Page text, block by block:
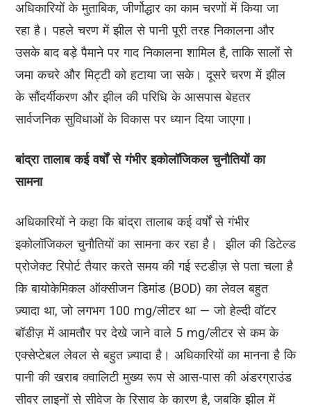
अधिकारियों के मुताबिक, जीर्णोद्धार का काम चरणों में किया जा
रहा है। पहले चरण में झील से पानी पूरी तरह निकालना और
उसके बाद बड़े पैमाने पर गाद निकालना शामिल है, ताकि सालों से
जमा कचरे और मिट्टी को हटाया जा सके। दूसरे चरण में झील
के सौंदर्यीकरण और झील की परिधि के आसपास बेहतर
सार्वजनिक सुविधाओं के विकास पर ध्यान दिया जाएगा।
बांद्रा तालाब कई वर्षों से गंभीर इकोलॉजिकल चुनौतियों का
सामना
अधिकारियों ने कहा कि बांद्रा तालाब कई वर्षों से गंभीर
इकोलॉजिकल चुनौतियों का सामना कर रहा है। झील की डिटेल्ड
प्रोजेक्ट रिपोर्ट तैयार करते समय की गई स्टडीज़ से पता चला है
कि बायोकेमिकल ऑक्सीजन डिमांड (BOD) का लेवल बहुत
ज़्यादा था, जो लगभग 100 mg/लीटर था — जो हेल्दी वॉटर
बॉडीज़ में आमतौर पर देखे जाने वाले 5 mg/लीटर से कम के
एक्सेप्टेबल लेवल से बहुत ज़्यादा है। अधिकारियों का मानना है कि
पानी की खराब क्वालिटी मुख्य रूप से आस-पास की अंडरग्राउंड
सीवर लाइनों से सीवेज के रिसाव के कारण है, जबकि झील में